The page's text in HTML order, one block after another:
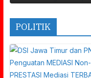
POLITIK